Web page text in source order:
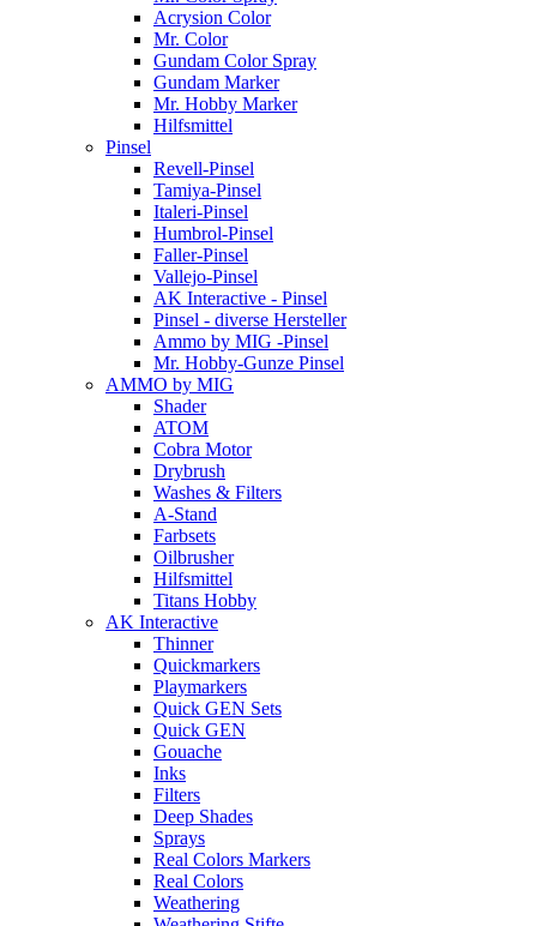
Acrysion Color
Mr. Color
Gundam Color Spray
Gundam Marker
Mr. Hobby Marker
Hilfsmittel
Pinsel
Revell-Pinsel
Tamiya-Pinsel
Italeri-Pinsel
Humbrol-Pinsel
Faller-Pinsel
Vallejo-Pinsel
AK Interactive - Pinsel
Pinsel - diverse Hersteller
Ammo by MIG -Pinsel
Mr. Hobby-Gunze Pinsel
AMMO by MIG
Shader
ATOM
Cobra Motor
Drybrush
Washes & Filters
A-Stand
Farbsets
Oilbrusher
Hilfsmittel
Titans Hobby
AK Interactive
Thinner
Quickmarkers
Playmarkers
Quick GEN Sets
Quick GEN
Gouache
Inks
Filters
Deep Shades
Sprays
Real Colors Markers
Real Colors
Weathering